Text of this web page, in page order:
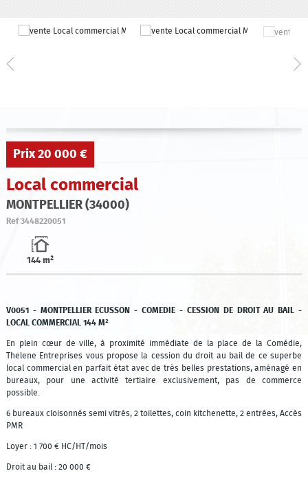
Prix20 000 €
Local commercial
MONTPELLIER (34000)
Ref 3448220051
144 m²
V0051 - MONTPELLIER ECUSSON - COMEDIE - CESSION DE DROIT AU BAIL -
LOCAL COMMERCIAL 144 M²
En plein cœur de ville, à proximité immédiate de la place de la Comédie,
Thelene Entreprises vous propose la cession du droit au bail de ce superbe
local commercial en parfait état avec de très belles prestations, aménagé en
bureaux, pour une activité tertiaire exclusivement, pas de commerce
possible.
6 bureaux cloisonnés semi vitrés, 2 toilettes, coin kitchenette, 2 entrées, Accès
PMR
Loyer : 1 700 € HC/HT/mois
Droit au bail : 20 000 €